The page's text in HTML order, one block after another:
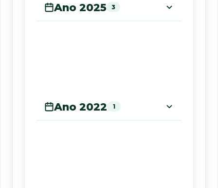
Ano 2025 3
Ano 2022 1